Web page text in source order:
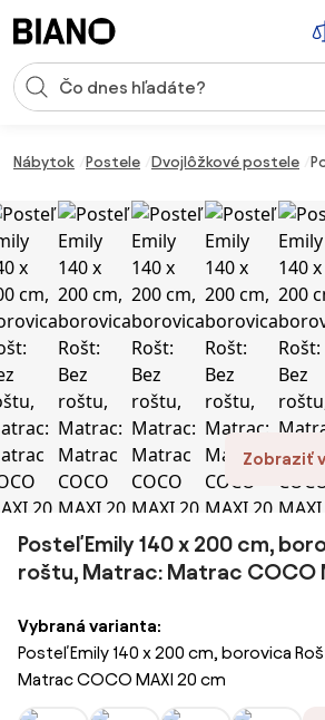
Vstup pre vyhľadávanie
Nábytok Postele Dvojlôžkové postele
Zobraziť
Posteľ Emily 140 x 200 cm,
roštu, Matrac: Matrac COCO
Vybraná varianta:
Posteľ Emily 140 x 200 cm, borovica
Matrac COCO MAXI 20 cm